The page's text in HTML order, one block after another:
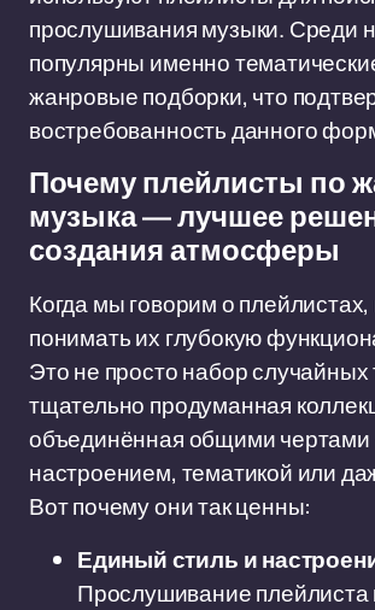
прослушивания музыки. Среди
популярны именно
жанровые подборки, что
востребованность данного
Почему плейлисты по
музыка — лучшее
создания атмосферы
Когда мы говорим о
понимать их глубокую
Это не просто набор случайных
тщательно продуманная
объединённая общими
настроением, тематикой или
Вот почему они так ценны:
Единый стиль и
Прослушивание плейлиста